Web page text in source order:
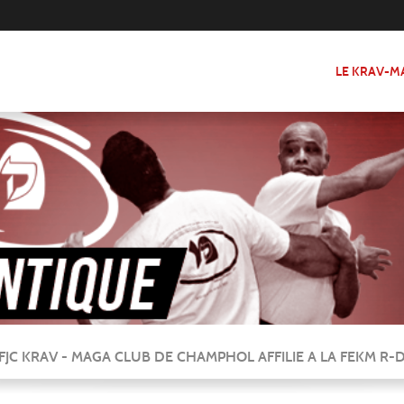
LE KRAV-
FJC KRAV - MAGA CLUB DE CHAMPHOL AFFILIE A LA FEKM R-